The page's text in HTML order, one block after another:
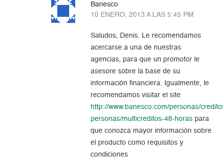
Banesco
10 ENERO, 2013 A LAS 5:45 PM
Saludos, Denis. Le recomendamos
acercarse a una de nuestras
agencias, para que un promotor le
asesore sobre la base de su
información financiera. Igualmente, le
recomendamos visitar el site
http://www.banesco.com/personas/
personas/multicreditos-48-horas para
que conozca mayor información sobre
el producto como requisitos y
condiciones